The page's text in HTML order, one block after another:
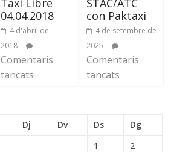
04.04.2018
4 d'abril de
2018
Comentaris
tancats
con Paktaxi
4 de setembre de
2025
Comentaris
tancats
Dj Dv Ds
Dg
1
2